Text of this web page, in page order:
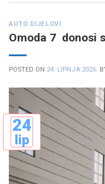
AUTO DIJELOVI
Omoda 7 donosi
POSTED ON 24. LIPNJA 2026.
24
lip